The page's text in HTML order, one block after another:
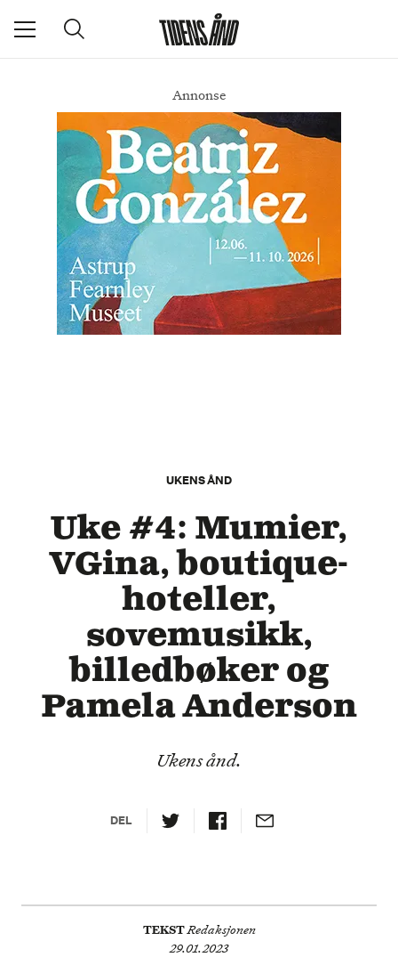
Annonse
UKENS ÅND
Uke #4: Mumier,
VGina, boutique-
hoteller,
sovemusikk,
billedbøker og
Pamela Anderson
Ukens ånd.
DEL
TEKSTRedaksjonen
29.01.2023